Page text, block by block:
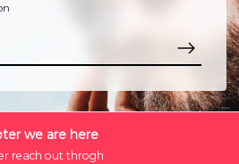
we are here
reach out throgh